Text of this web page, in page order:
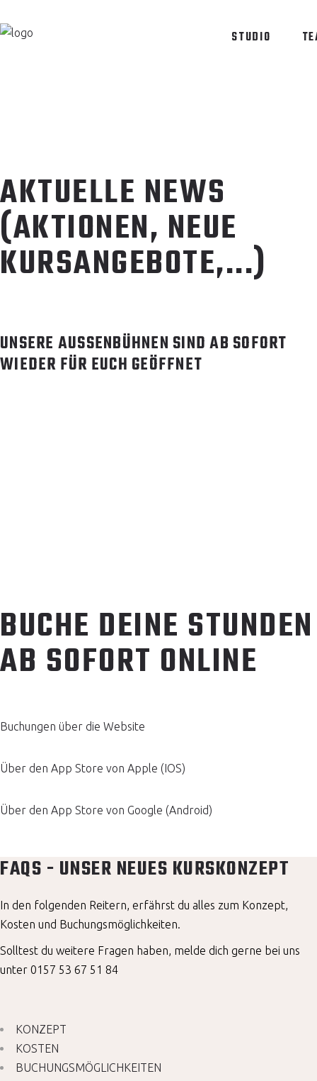
STUDIO
AKTUELLE NEWS
(AKTIONEN, NEUE
KURSANGEBOTE,...)
UNSERE AUSSENBÜHNEN SIND AB SOFORT W
IEDER FÜR EUCH GEÖFFNET
BUCHE DEINE STUNDEN
AB SOFORT ONLINE
Buchungen über die Website
Über den App Store von Apple (IOS)
Über den App Store von Google (Android)
FAQS - UNSER NEUES KURSKONZEPT
In den folgenden Reitern, erfährst du alles zum Konzept,
Kosten und Buchungsmöglichkeiten.
Solltest du weitere Fragen haben, melde dich gerne bei uns
unter 0157 53 67 51 84
KONZEPT
KOSTEN
BUCHUNGSMÖGLICHKEITEN